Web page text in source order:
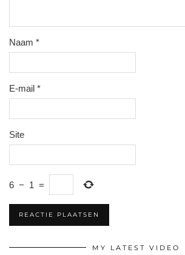
Naam *
E-mail *
Site
6 − 1 =
MY LATEST VIDEO